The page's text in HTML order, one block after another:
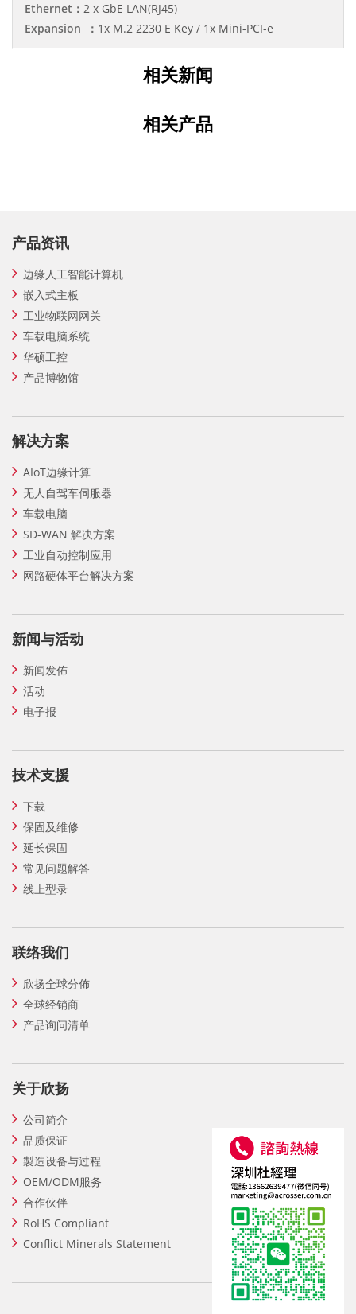
Ethernet： 2 x GbE LAN(RJ45)
Expansion ： 1x M.2 2230 E Key / 1x Mini-PCI-e
相关新闻
相关产品
产品资讯
边缘人工智能计算机
嵌入式主板
工业物联网网关
车载电脑系统
华硕工控
产品博物馆
解决方案
AIoT边缘计算
无人自驾车伺服器
车载电脑
SD-WAN 解决方案
工业自动控制应用
网路硬体平台解决方案
新闻与活动
新闻发佈
活动
电子报
技术支援
下载
保固及维修
延长保固
常见问题解答
线上型录
联络我们
欣扬全球分佈
全球经销商
产品询问清单
关于欣扬
公司简介
品质保证
製造设备与过程
OEM/ODM服务
合作伙伴
RoHS Compliant
Conflict Minerals Statement